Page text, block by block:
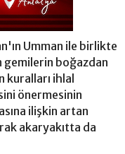
Umman ile birlikte
gemilerin boğazdan
kuralları ihlal
önermesinin
ilişkin artan
akaryakıtta da